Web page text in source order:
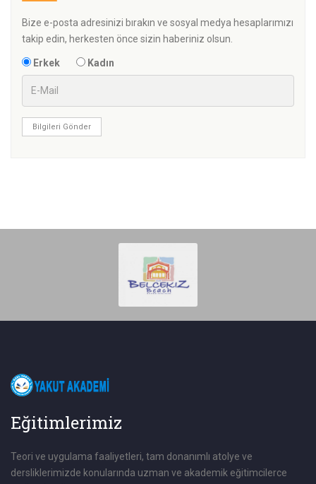
Bize e-posta adresinizi bırakın ve sosyal medya hesaplarımızı
takip edin, herkesten önce sizin haberiniz olsun.
Erkek Kadın
Bilgileri Gönder
Eğitimlerimiz
Teori ve uygulama faaliyetleri, tam donanımlı atolye ve
dersliklerimizde konularında uzman ve akademik eğitimcilerce